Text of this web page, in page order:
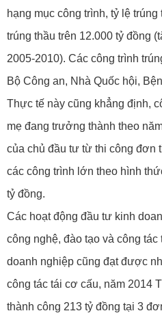
hạng mục công trình, tỷ lệ
trúng thầu trên 12.000 tỷ đồng
2005-2010). Các công trình
Bộ Công an, Nhà Quốc hội,
Thực tế này cũng khẳng định,
mẹ đang trưởng thành theo
của chủ đầu tư từ thi công đơn
các công trình lớn theo hình
tỷ đồng.
Các hoạt động đầu tư kinh
công nghệ, đào tạo và công
doanh nghiệp cũng đạt được
công tác tái cơ cấu, năm 2014
thành công 213 tỷ đồng tại 3